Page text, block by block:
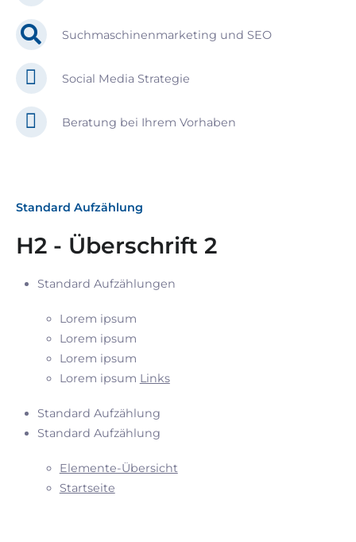
Suchmaschinenmarketing und SEO
Social Media Strategie
Beratung bei Ihrem Vorhaben
Standard Aufzählung
H2 - Überschrift 2
Standard Aufzählungen
Lorem ipsum
Lorem ipsum
Lorem ipsum
Lorem ipsum Links
Standard Aufzählung
Standard Aufzählung
Elemente-Übersicht
Startseite